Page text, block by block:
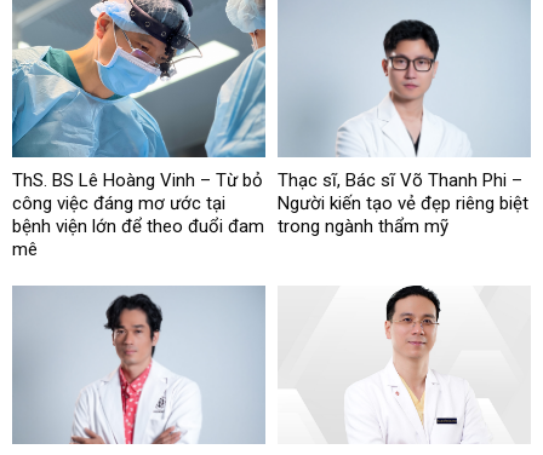
ThS. BS Lê Hoàng Vinh – Từ bỏ
công việc đáng mơ ước tại
bệnh viện lớn để theo đuổi đam
mê
Thạc sĩ, Bác sĩ Võ Thanh Phi –
Người kiến tạo vẻ đẹp riêng biệt
trong ngành thẩm mỹ